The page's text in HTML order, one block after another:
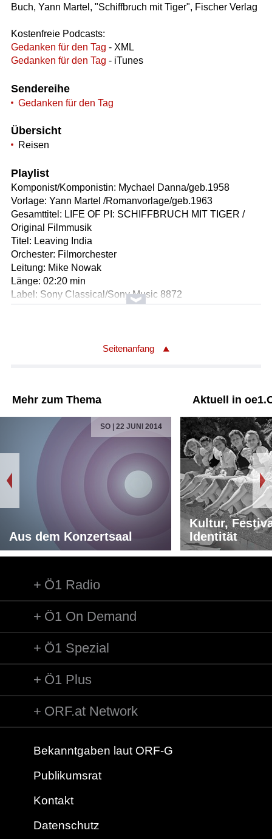
Buch, Yann Martel, "Schiffbruch mit Tiger", Fischer Verlag
Kostenfreie Podcasts:
Gedanken für den Tag - XML
Gedanken für den Tag - iTunes
Sendereihe
Gedanken für den Tag
Übersicht
Reisen
Playlist
Komponist/Komponistin: Mychael Danna/geb.1958
Vorlage: Yann Martel /Romanvorlage/geb.1963
Gesamttitel: LIFE OF PI: SCHIFFBRUCH MIT TIGER /
Original Filmmusik
Titel: Leaving India
Orchester: Filmorchester
Leitung: Mike Nowak
Länge: 02:20 min
Label: Sony Classical/Sony Music 8872
Seitenanfang
Mehr zum Thema
SO | 22 JUNI 2014
Aus dem Konzertsaal
Aktuell in
Kultur,
Identität
Ö1 Radio
Ö1 On Demand
Ö1 Spezial
Ö1 Plus
ORF.at Network
Bekanntgaben laut ORF-G
Publikumsrat
Kontakt
Datenschutz